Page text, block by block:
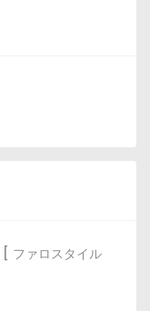
ファロスタイル